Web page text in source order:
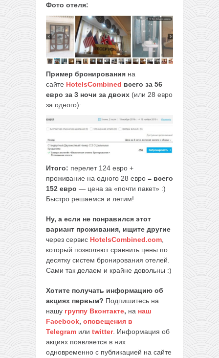
Фото отеля:
Пример бронирования на
сайте HotelsCombined всего за 56
евро за 3 ночи за двоих (или 28 евро
за одного):
Итого: перелет 124 евро +
проживание на одного 28 евро = всего
152 евро — цена за «почти пакет» :)
Быстро решаемся и летим!
Ну, а если не понравился этот
вариант проживания, ищите другие
через сервис HotelsCombined.com
который позволяют сравнить цены по
десятку систем бронирования отелей.
Сами так делаем и крайне довольны :)
Хотите получать информацию об
акциях первым? Подпишитесь на
нашу группу Вконтакте, на наш
Facebook, оповещения в
Telegram или twitter. Информация об
акциях появляется в них
одновременно с публикацией на сайте